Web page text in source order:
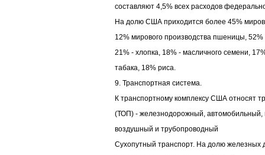
составляют 4,5% всех расходов
На долю США приходится более 45%
12% мирового производства пшеницы,
21% - хлопка, 18% - масличного семени,
табака, 18% риса.
9. Транспортная система.
К транспортному комплексу США относят
(ТОП) - железнодорожный, автомобильный,
воздушный и трубопроводный
Сухопутный транспорт. На долю железных